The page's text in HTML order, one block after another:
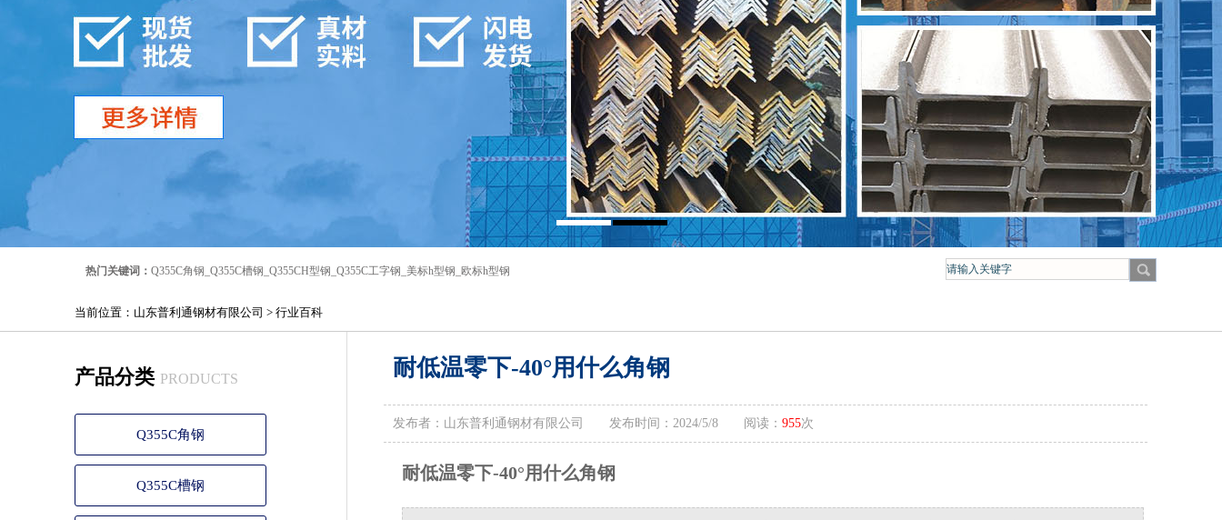
热门关键词： Q355C角钢 Q355C槽钢 Q355CH型钢 Q355C工字钢 美标h型钢 欧标h型钢
当前位置： 山东普利通钢材有限公司 > 行业百科
产品分类 PRODUCTS
Q355C角钢
Q355C槽钢
耐低温零下-40°用什么角钢
发布者：山东普利通钢材有限公司 发布时间：2024/5/8 阅读： 955次
耐低温零下-40°用什么角钢